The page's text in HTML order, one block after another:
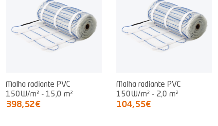
Malha radiante PVC
150W/m² - 15,0 m²
398,52€
Malha radiante PVC
150W/m² - 2,0 m²
104,55€